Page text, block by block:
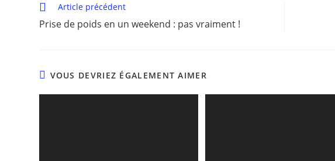
Article précédent
Prise de poids en un weekend : pas vraiment !
VOUS DEVRIEZ ÉGALEMENT AIMER